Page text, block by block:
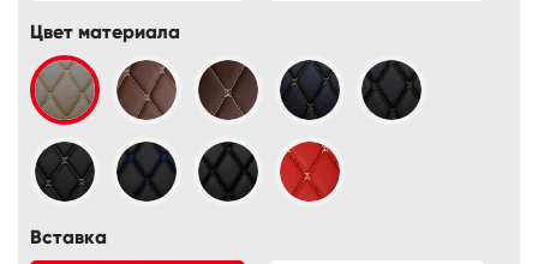
Цвет материала
Вставка